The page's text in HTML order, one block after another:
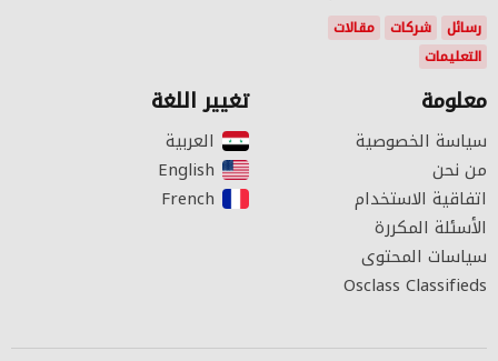
رسائل شركات
مقالات
التعليمات
معلومة
سياسة الخصوصية
من نحن
اتفاقية الاستخدام
الأسئلة المكررة
سياسات المحتوى
Osclass Classifieds
تغيير اللغة
العربية‎
English‎
French‎